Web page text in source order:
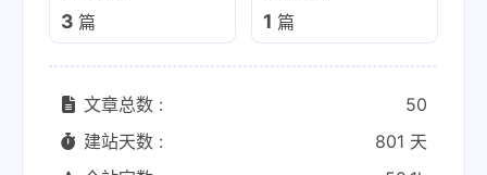
3 篇 1 篇
文章总数 :
50
建站天数 :
801 天